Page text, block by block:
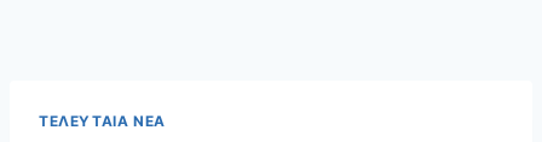
ΤΕΛΕΥΤΑΊΑ ΝΈΑ